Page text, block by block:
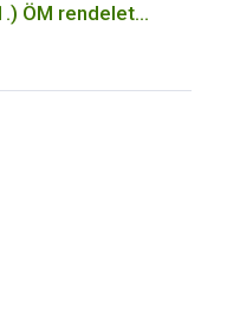
ÖM rendelet